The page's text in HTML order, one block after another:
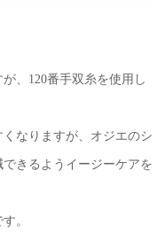
、120番手双糸を使用し
なりますが、オジエのシ
きるようイージーケアを
。